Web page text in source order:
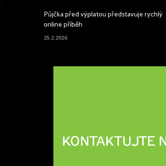
Půjčka před výplatou představuje rychlý
online příběh
25.2.2026